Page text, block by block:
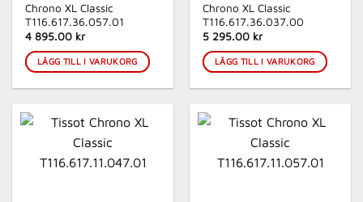
Chrono XL Classic
T116.617.36.057.01
4 895.00 kr
LÄGG TILL I VARUKORG
Chrono XL Classic
T116.617.36.037.00
5 295.00 kr
LÄGG TILL I VARUKORG